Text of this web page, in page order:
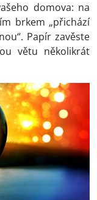
domova: na
brkem „přichází
Papír zavěste
větu několikrát